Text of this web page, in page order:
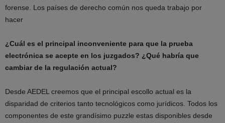
forense. Los países de derecho común nos queda trabajo por
hacer
¿Cuál es el principal inconveniente para que la prueba
electrónica se acepte en los juzgados? ¿Qué habría que
cambiar de la regulación actual?
Desde AEDEL creemos que el principal escollo actual es la
disparidad de criterios tanto tecnológicos como jurídicos. Todos los
componentes de este grandísimo puzzle estas disponibles desde